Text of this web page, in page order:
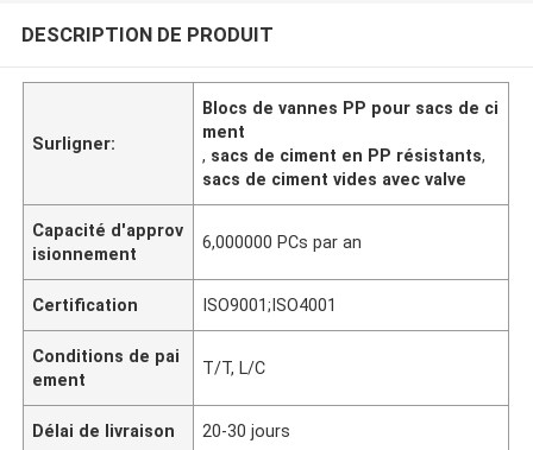
DESCRIPTION DE PRODUIT
Surligner:
Blocs de vannes PP pour sacs de ci
ment
, sacs de ciment en PP résistants,
sacs de ciment vides avec valve
Capacité d'approv
isionnement
6,000000 PCs par an
Certification ISO9001;ISO4001
Conditions de pai
ement
T/T, L/C
Délai de livraison 20-30 jours